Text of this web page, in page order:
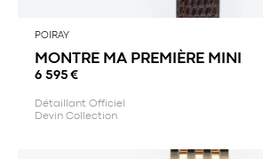
POIRAY
MONTRE MA PREMIÈRE MINI
6 595 €
Détaillant Officiel
Devin Collection